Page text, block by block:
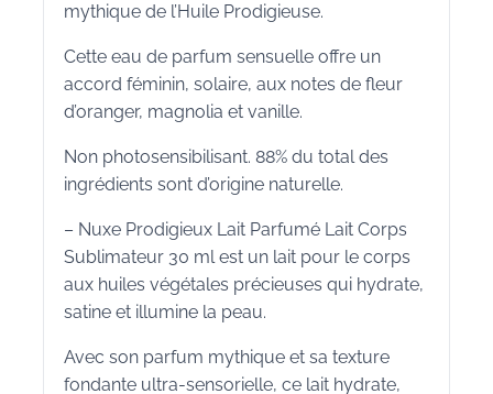
mythique de l’Huile Prodigieuse.
Cette eau de parfum sensuelle offre un
accord féminin, solaire, aux notes de fleur
d’oranger, magnolia et vanille.
Non photosensibilisant. 88% du total des
ingrédients sont d’origine naturelle.
– Nuxe Prodigieux Lait Parfumé Lait Corps
Sublimateur 30 ml est un lait pour le corps
aux huiles végétales précieuses qui hydrate,
satine et illumine la peau.
Avec son parfum mythique et sa texture
fondante ultra-sensorielle, ce lait hydrate,